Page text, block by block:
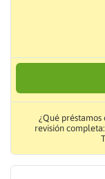
¿Qué préstamos
revisión